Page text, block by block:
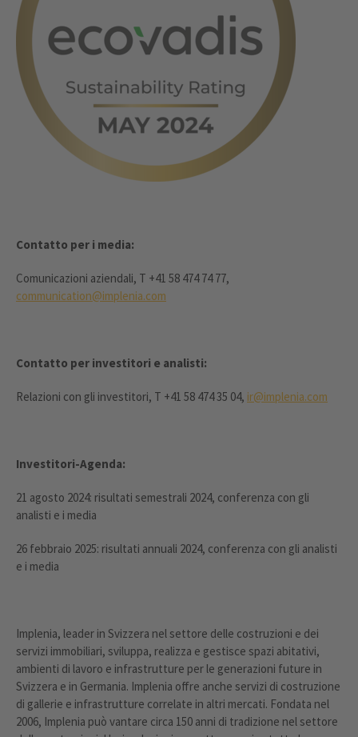
Contatto per i media:
Comunicazioni aziendali, T +41 58 474 74 77,
communication@implenia.com
Contatto per investitori e analisti:
Relazioni con gli investitori, T +41 58 474 35 04, ir@implenia.com
Investitori-Agenda:
21 agosto 2024: risultati semestrali 2024, conferenza con gli
analisti e i media
26 febbraio 2025: risultati annuali 2024, conferenza con gli analisti
e i media
Implenia, leader in Svizzera nel settore delle costruzioni e dei
servizi immobiliari, sviluppa, realizza e gestisce spazi abitativi,
ambienti di lavoro e infrastrutture per le generazioni future in
Svizzera e in Germania. Implenia offre anche servizi di costruzione
di gallerie e infrastrutture correlate in altri mercati. Fondata nel
2006, Implenia può vantare circa 150 anni di tradizione nel settore